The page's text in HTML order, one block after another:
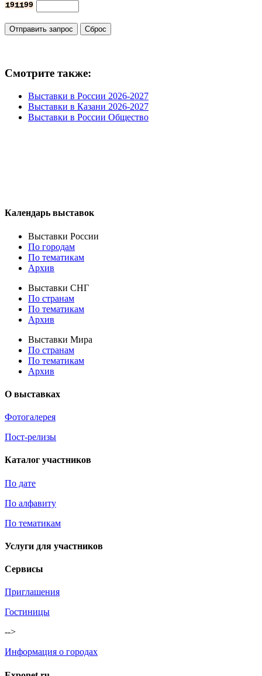
Смотрите также:
Выставки в России 2026-2027
Выставки в Казани 2026-2027
Выставки в России Общество
Календарь выставок
Выставки России
По городам
По тематикам
Архив
Выставки СНГ
По странам
По тематикам
Архив
Выставки Мира
По странам
По тематикам
Архив
О выставках
Фотогалерея
Пост-релизы
Каталог участников
По дате
По алфавиту
По тематикам
Услуги для участников
Сервисы
Приглашения
Гостиницы
-->
Информация о городах